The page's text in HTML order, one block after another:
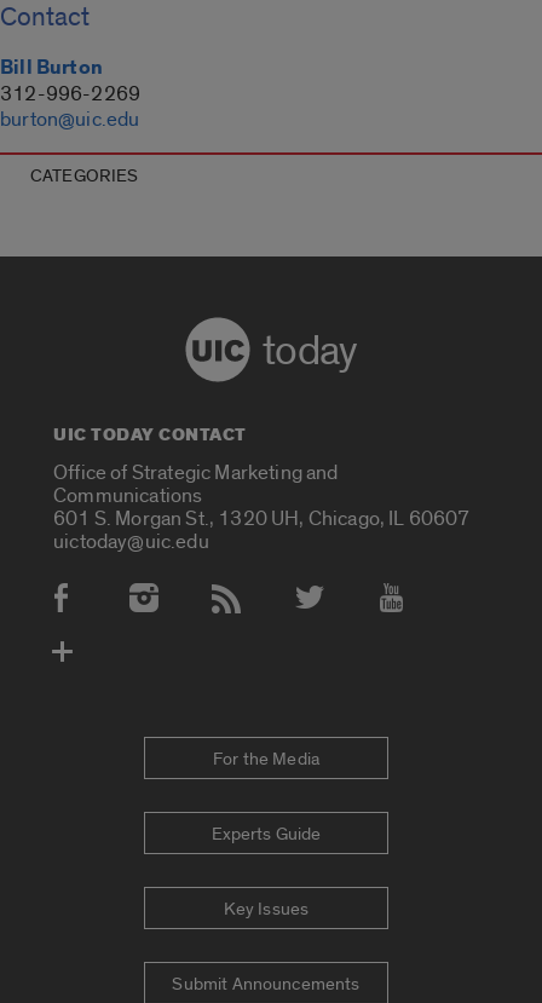
Contact
Bill Burton
312-996-2269
burton@uic.edu
CATEGORIES
today
UIC TODAY CONTACT
Office of Strategic Marketing and
Communications
601 S. Morgan St., 1320 UH, Chicago, IL 60607
uictoday@uic.edu
Social Media Accounts
For the Media
Experts Guide
Key Issues
Submit Announcements